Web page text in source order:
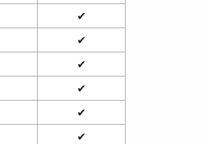
✔
✔
✔
✔
✔
✔